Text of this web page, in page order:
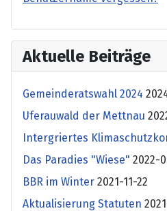
Aktuelle Beiträge
Gemeinderatswahl 2024
Uferauwald der Mettnau
Intergriertes
Das Paradies "Wiese" 2022-
BBR im Winter 2021-11-22
Aktualisierung Statuten